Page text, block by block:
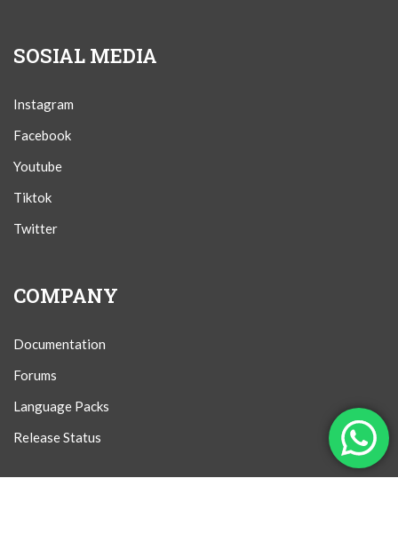
SOSIAL MEDIA
Instagram
Facebook
Youtube
Tiktok
Twitter
COMPANY
Documentation
Forums
Language Packs
Release Status